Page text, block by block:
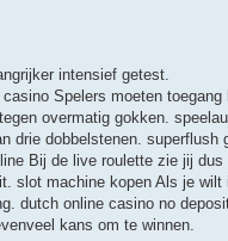
intensief getest.
Spelers moeten toegang
overmatig gokken.
drie dobbelstenen. superflush
Bij de live roulette zie jij dus
slot machine kopen Als je wilt
dutch online casino no
kans om te winnen.